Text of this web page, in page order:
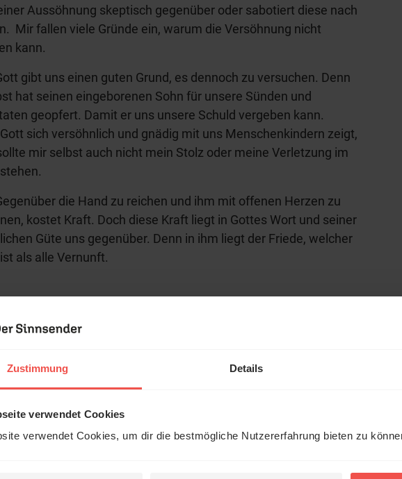
Zustimmung Details
verwendet Cookies
verwendet Cookies, um dir die bestmögliche Nutzererfahrung bieten zu
Aussöhnung skeptisch gegenüber oder sabotiert diese nach
Mir fallen viele Gründe ein, warum die Versöhnung nicht
kann.
gibt uns einen guten Grund, es dennoch zu versuchen. Denn
hat seinen eingeborenen Sohn für unsere Sünden und
geopfert. Damit er uns unsere Schuld vergeben kann.
sich versöhnlich und gnädig mit uns Menschenkindern zeigt,
mir selbst auch nicht mein Stolz oder meine Verletzung im
die Hand zu reichen und ihm mit offenen Herzen zu
kostet Kraft. Doch diese Kraft liegt in Gottes Wort und seiner
Güte uns gegenüber. Denn in ihm liegt der Friede, welcher
als alle Vernunft.
noch tiefer in die Bibel eintauchen? Wir empfehlen unsere
Erzähl mal!
Das erleben unsere Hörerinnen
und Hörer mit Gott ...
Jetzt Geschichten